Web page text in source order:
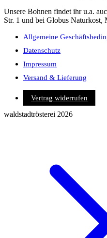
Unsere Bohnen findet ihr u.a.
Str. 1 und bei Globus Naturkost,
Allgemeine
Datenschutz
Impressum
Versand & Lieferung
Vertrag widerrufen
waldstadtrösterei 2026